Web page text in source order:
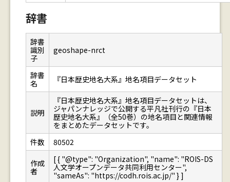
辞書
辞書
識別
子
geoshape-nrct
辞書
名
『日本歴史地名大系』地名項目データセット
説明
『日本歴史地名大系』地名項目データセットは、
ジャパンナレッジで公開する平凡社刊行の『日本
歴史地名大系』（全50巻）の地名項目と関連情報
をまとめたデータセットです。
件数
80502
作成
者
[ { "@type": "Organization", "name": "ROIS-DS
人文学オープンデータ共同利用センター",
"sameAs": "https://codh.rois.ac.jp/" } ]